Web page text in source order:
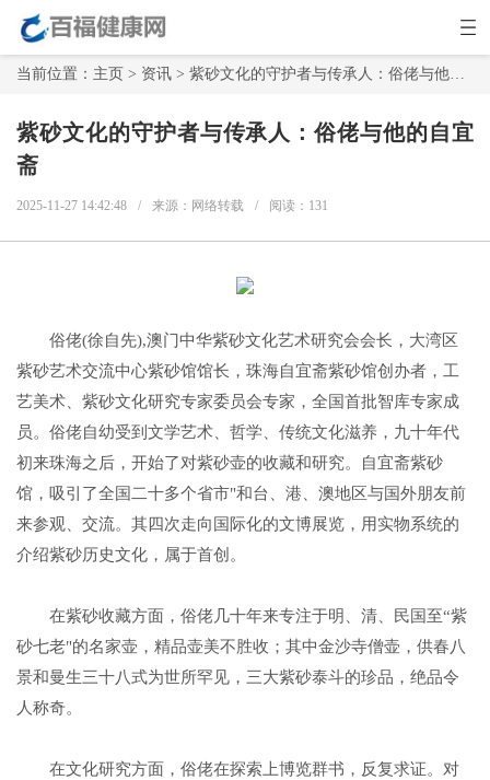
当前位置： 主页 > 资讯 > 紫砂文化的守护者与传承人：俗佬与他的自宜斋
紫砂文化的守护者与传承人：俗佬与他的自宜
斋
2025-11-27 14:42:48 / 来源：网络转载 / 阅读： 131
俗佬(徐自先),澳门中华紫砂文化艺术研究会会长，大湾区
紫砂艺术交流中心紫砂馆馆长，珠海自宜斋紫砂馆创办者，工
艺美术、紫砂文化研究专家委员会专家，全国首批智库专家成
员。俗佬自幼受到文学艺术、哲学、传统文化滋养，九十年代
初来珠海之后，开始了对紫砂壶的收藏和研究。自宜斋紫砂
馆，吸引了全国二十多个省市"和台、港、澳地区与国外朋友前
来参观、交流。其四次走向国际化的文博展览，用实物系统的
介绍紫砂历史文化，属于首创。
在紫砂收藏方面，俗佬几十年来专注于明、清、民国至“紫
砂七老"的名家壶，精品壶美不胜收；其中金沙寺僧壶，供春八
景和曼生三十八式为世所罕见，三大紫砂泰斗的珍品，绝品令
人称奇。
在文化研究方面，俗佬在探索上博览群书，反复求证。对